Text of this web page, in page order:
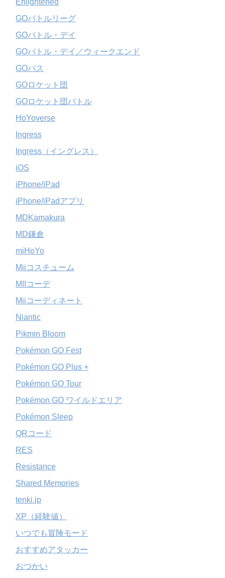
Enlightened
GOバトルリーグ
GOバトル・デイ
GOバトル・デイ／ウィークエンド
GOパス
GOロケット団
GOロケット団バトル
HoYoverse
Ingress
Ingress（イングレス）
iOS
iPhone/iPad
iPhone/iPadアプリ
MDKamakura
MD鎌倉
miHoYo
Miiコスチューム
MIIコーデ
Miiコーディネート
Niantic
Pikmin Bloom
Pokémon GO Fest
Pokémon GO Plus +
Pokémon GO Tour
Pokémon GO ワイルドエリア
Pokémon Sleep
QRコード
RES
Resistance
Shared Memories
tenki.jp
XP（経験値）
いつでも冒険モード
おすすめアタッカー
おつかい